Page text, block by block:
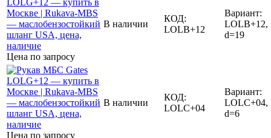
Цена по запросу
В наличии
КОД:
LOLB+12
Вариант:
LOLB+12,
d=19
Цена по запросу
В наличии
КОД:
LOLC+04
Вариант:
LOLC+04,
d=6